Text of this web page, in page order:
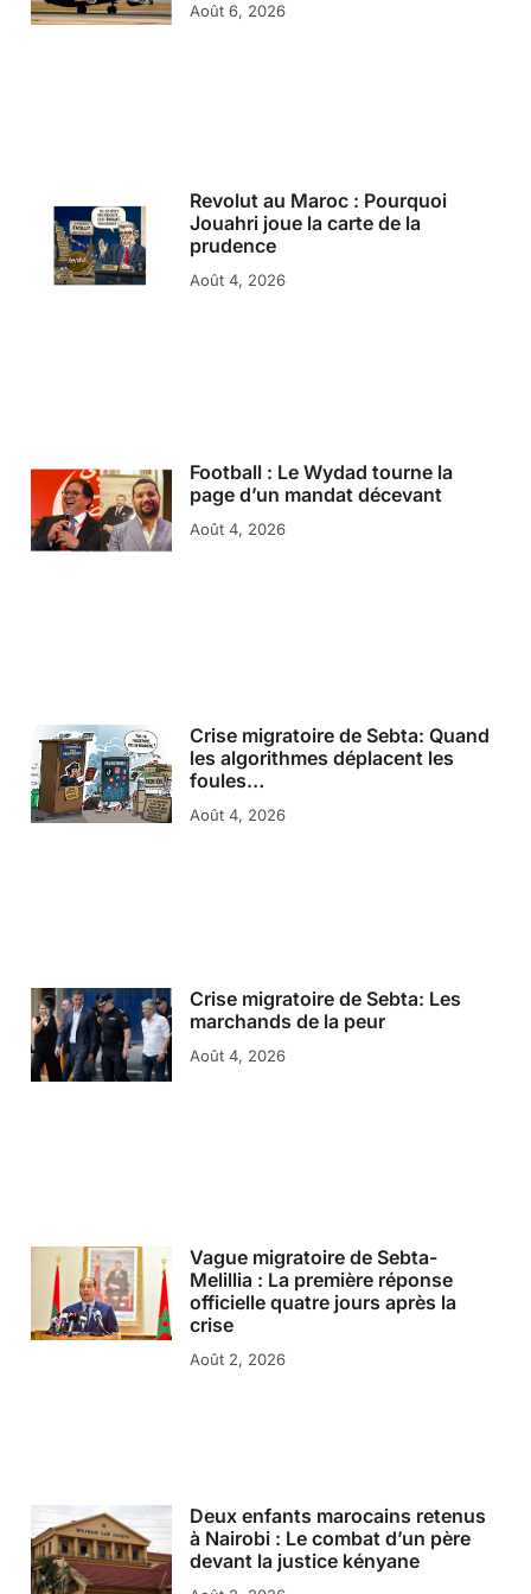
Août 6, 2026
Revolut au Maroc : Pourquoi
Jouahri joue la carte de la
prudence
Août 4, 2026
Football : Le Wydad tourne la
page d’un mandat décevant
Août 4, 2026
Crise migratoire de Sebta: Quand
les algorithmes déplacent les
foules…
Août 4, 2026
Crise migratoire de Sebta: Les
marchands de la peur
Août 4, 2026
Vague migratoire de Sebta-
Melillia : La première réponse
officielle quatre jours après la
crise
Août 2, 2026
Deux enfants marocains retenus
à Nairobi : Le combat d’un père
devant la justice kényane